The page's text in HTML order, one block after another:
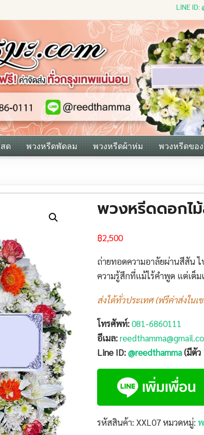
LINE ID:
ด พวงหรีดพัดลม พวงหรีดผ้าห่ม พวงหรีดขอ
พวงหรีดดอกไ
฿2,500
ถ่ายทอดความอาลัยผ่านสีสัน
ความรู้สึกที่แม้ไร้คำพูด แต่เต็ม
ส่งได้ทั่วประเทศ (ฟรีค่าส่งในเ
โทรศัพท์:081-6860111
อีเมล:
Line ID:@reedthamma(มีตัว
รหัสสินค้า: XXL07หมวดหมู่: